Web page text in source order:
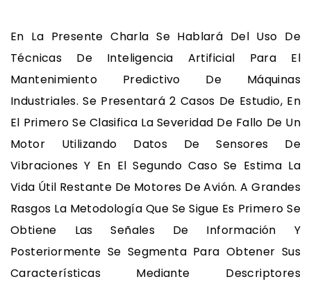
En La Presente Charla Se Hablará Del Uso De
Técnicas De Inteligencia Artificial Para El
Mantenimiento Predictivo De Máquinas
Industriales. Se Presentará 2 Casos De Estudio, En
El Primero Se Clasifica La Severidad De Fallo De Un
Motor Utilizando Datos De Sensores De
Vibraciones Y En El Segundo Caso Se Estima La
Vida Útil Restante De Motores De Avión. A Grandes
Rasgos La Metodología Que Se Sigue Es Primero Se
Obtiene Las Señales De Información Y
Posteriormente Se Segmenta Para Obtener Sus
Características Mediante Descriptores